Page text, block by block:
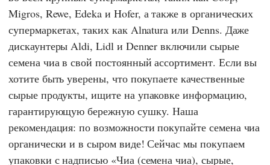
Migros, Rewe,Edeka и Hofer, а также в органических
супермаркетах, таких как Alnatura или Denns. Даже
дискаунтеры Aldi,Lidl и Denner включили сырые
семена чиа в свой постоянный ассортимент. Если вы
хотите быть уверены, что покупаете качественные
сырые продукты, ищите на упаковке информацию,
гарантирующую бережную сушку. Наша
рекомендация: по возможности покупайте семена чиа
органически и в сыром виде! Сейчас мы покупаем
упаковки с надписью «Чиа (семена чиа), сырые,